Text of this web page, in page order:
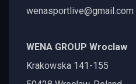
wenasportlive@gmail.com
WENA GROUP Wroclaw
Krakowska 141-155